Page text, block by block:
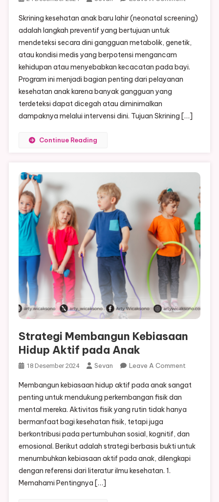
Skrining
Anak
Lahir
Skrining kesehatan anak baru lahir (neonatal screening)
adalah langkah preventif yang bertujuan untuk
mendeteksi secara dini gangguan metabolik, genetik,
atau kondisi medis yang berpotensi mengancam
kehidupan atau menyebabkan kecacatan pada bayi.
Program ini menjadi bagian penting dari pelayanan
kesehatan anak karena banyak gangguan yang
terdeteksi dapat dicegah atau diminimalkan
dampaknya melalui intervensi dini. Tujuan Skrining […]
Continue Reading
Strategi Membangun Kebiasaan
Hidup Aktif pada Anak
18 Desember 2024 Sevan Leave A CommentOn
Hidup
Pada
Anak
Membangun kebiasaan hidup aktif pada anak sangat
penting untuk mendukung perkembangan fisik dan
mental mereka. Aktivitas fisik yang rutin tidak hanya
bermanfaat bagi kesehatan fisik, tetapi juga
berkontribusi pada pertumbuhan sosial, kognitif, dan
emosional. Berikut adalah strategi berbasis bukti untuk
menumbuhkan kebiasaan aktif pada anak, dilengkapi
dengan referensi dari literatur ilmu kesehatan. 1.
Memahami Pentingnya […]